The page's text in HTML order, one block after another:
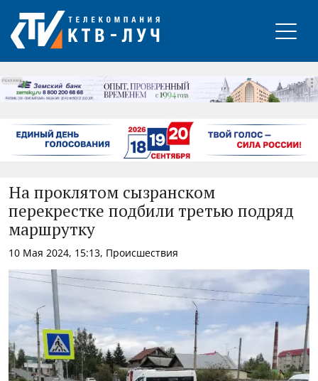
РЕКЛАМА
На проклятом сызранском
перекрестке подбили третью подряд
маршрутку
10 Мая 2024, 15:13, Происшествия